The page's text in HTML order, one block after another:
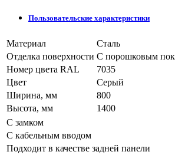
Пользовательские характеристики
Материал
Сталь
Отделка поверхности С порошковым
Номер цвета RAL
7035
Цвет
Серый
Ширина, мм
800
Высота, мм
1400
С замком
С кабельным вводом
Подходит в качестве задней панели